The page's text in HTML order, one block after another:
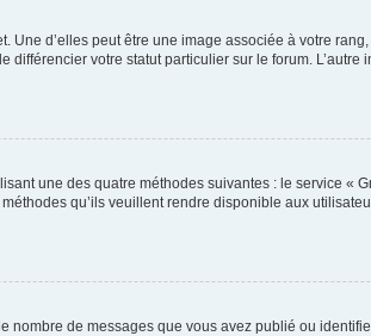
d’elles peut être une image associée à votre
votre statut particulier sur le forum.
une des quatre méthodes suivantes : le service «
qu’ils veuillent rendre disponible aux
de messages que vous avez publié ou